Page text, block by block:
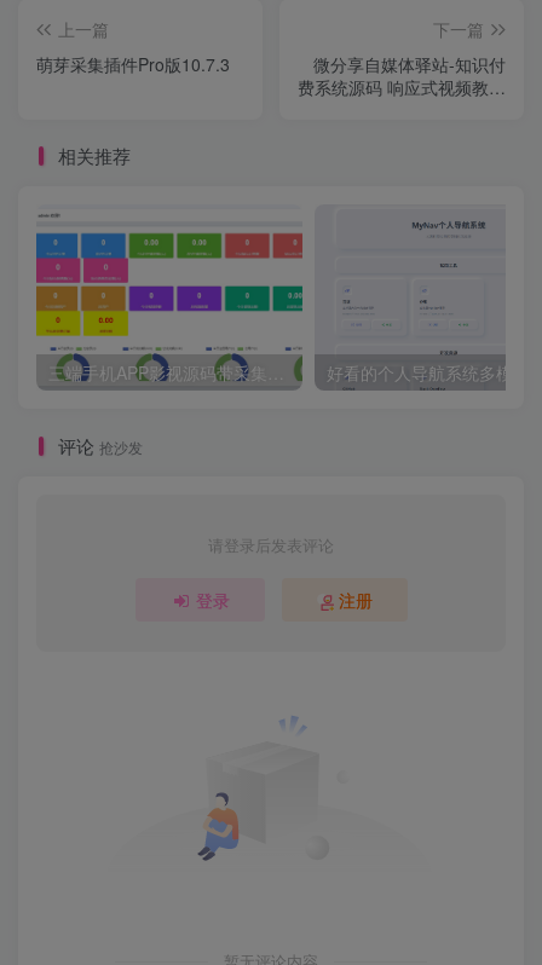
上一篇
萌芽采集插件Pro版10.7.3
下一篇
微分享自媒体驿站-知识付
费系统源码 响应式视频教程
相关推荐
三端手机APP影视源码带采集手机H5源码带VIP卡密功能
评论 抢沙发
请登录后发表评论
登录 注册